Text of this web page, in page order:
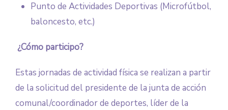
Punto de Actividades Deportivas (Microfútbol,
baloncesto, etc.)
¿Cómo participo?
Estas jornadas de actividad física se realizan a partir
de la solicitud del presidente de la junta de acción
comunal/coordinador de deportes, líder de la